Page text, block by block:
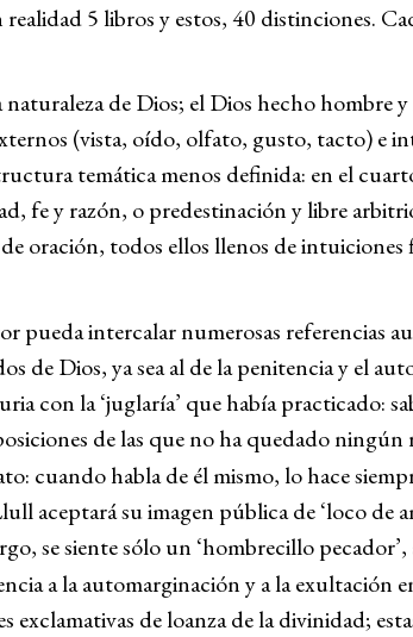
5 libros y estos, 40 distinciones.
de Dios; el Dios hecho hombre
(vista, oído, olfato, gusto, tacto) e
temática menos definida: en el
fe y razón, o predestinación y libre
oración, todos ellos llenos de intuiciones
pueda intercalar numerosas referencias
de Dios, ya sea al de la penitencia y el
con la ‘juglaría’ que había practicado:
de las que no ha quedado ningún
cuando habla de él mismo, lo hace
aceptará su imagen pública de ‘loco de
se siente sólo un ‘hombrecillo
a la automarginación y a la exultación
de loanza de la divinidad;